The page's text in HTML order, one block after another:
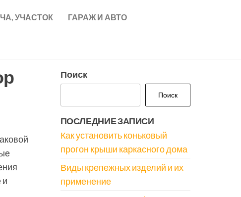
УЧАСТОК ГАРАЖ И АВТО
и
Поиск
Поиск
ПОСЛЕДНИЕ ЗАПИСИ
Как установить коньковый
прогон крыши каркасного дома
Виды крепежных изделий и их
применение